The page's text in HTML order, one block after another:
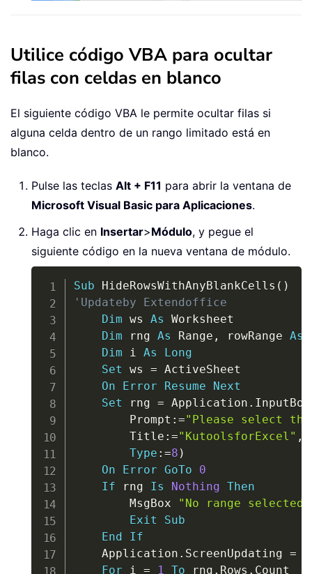
Utilice código VBA para ocultar
filas con celdas en blanco
El siguiente código VBA le permite ocultar filas si
alguna celda dentro de un rango limitado está en
blanco.
Pulse las teclas Alt + F11 para abrir la ventana de
Microsoft Visual Basic para Aplicaciones.
Haga clic en Insertar>Módulo, y pegue el
siguiente código en la nueva ventana de módulo.
Sub HideRowsWithAnyBlankCells ( )
'Updateby Extendoffice
Dim ws As Worksheet
Dim rng As Range , rowRange As
Dim i As
Long
Set ws = ActiveSheet
On
Error Resume
Next
Set rng = Application . InputBox
        Prompt
: ="Please select
        Title
: ="KutoolsforExcel" ,
Type : =8 )
On
Error GoTo
0
If rng Is Nothing Then
        MsgBox
"No range
Exit
Sub
End
If
    Application
. ScreenUpdating =
For i = 1 To rng . Rows . Count
Copy